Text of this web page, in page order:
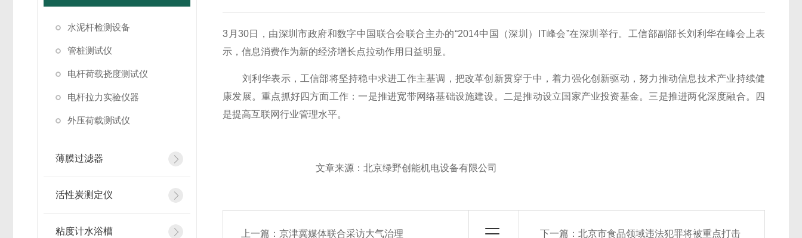
水泥杆检测设备
管桩测试仪
电杆荷载挠度测试仪
电杆拉力实验仪器
外压荷载测试仪
薄膜过滤器
活性炭测定仪
粘度计水浴槽
3月30日，由深圳市政府和数字中国联合会联合主办的“2014中国（深圳）IT峰会”在深圳举行。工信部副部长刘利华在峰会上表
示，信息消费作为新的经济增长点拉动作用日益明显。
刘利华表示，工信部将坚持稳中求进工作主基调，把改革创新贯穿于中，着力强化创新驱动，努力推动信息技术产业持续健
康发展。重点抓好四方面工作：一是推进宽带网络基础设施建设。二是推动设立国家产业投资基金。三是推进两化深度融合。四
是提高互联网行业管理水平。
文章来源：北京绿野创能机电设备有限公司
上一篇：京津冀媒体联合采访大气治理 下一篇： 北京市食品领域违法犯罪将被重点打击